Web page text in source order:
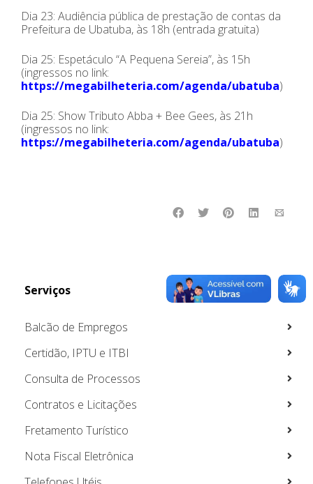
Dia 23: Audiência pública de prestação de contas da
Prefeitura de Ubatuba, às 18h (entrada gratuita)
Dia 25: Espetáculo “A Pequena Sereia”, às 15h
(ingressos no link:
https://megabilheteria.com/agenda/ubatuba)
Dia 25: Show Tributo Abba + Bee Gees, às 21h
(ingressos no link:
https://megabilheteria.com/agenda/ubatuba)
Serviços
Balcão de Empregos
Certidão, IPTU e ITBI
Consulta de Processos
Contratos e Licitações
Fretamento Turístico
Nota Fiscal Eletrônica